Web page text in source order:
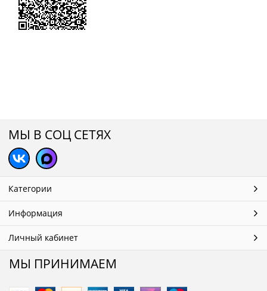
МЫ В СОЦ СЕТЯХ
Категории
Информация
Личный кабинет
МЫ ПРИНИМАЕМ